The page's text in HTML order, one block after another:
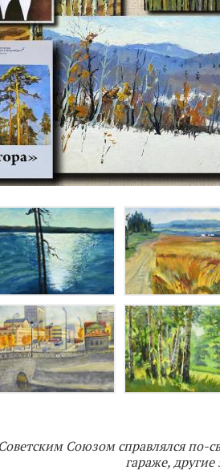
Союзом справлялся по-
гараже,